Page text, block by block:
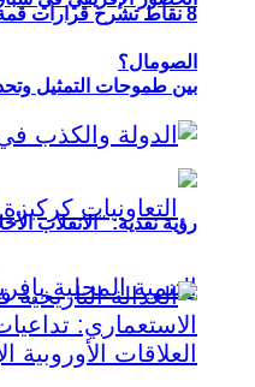
بين طموحات التمثيل
8 نقاط تشرح قرارات
الصومال؟
رؤية نقدية: “الانقلاب